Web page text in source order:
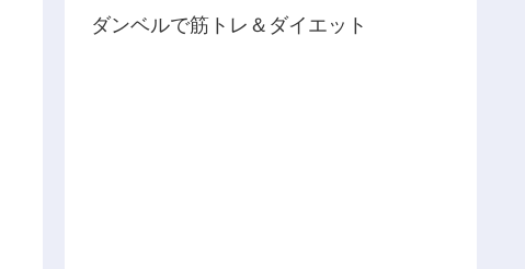
ダンベルで筋トレ＆ダイエット